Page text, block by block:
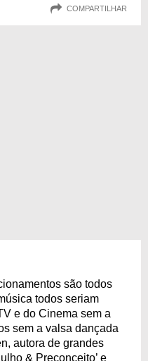
COMPARTILHAR
são todos
todos seriam
e do Cinema sem a
sem a valsa dançada
autora de grandes
& Preconceito’ e